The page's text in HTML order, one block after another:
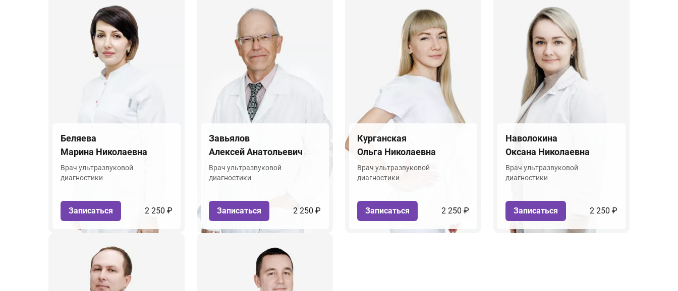
Беляева
Марина Николаевна
Врач ультразвуковой
диагностики
Записаться 2 250 ₽
Завьялов
Алексей Анатольевич
Врач ультразвуковой
диагностики
Записаться 2 250 ₽
Курганская
Ольга Николаевна
Врач ультразвуковой
диагностики
Записаться 2 250 ₽
Наволокина
Оксана Николаевна
Врач ультразвуковой
диагностики
Записаться 2 250 ₽